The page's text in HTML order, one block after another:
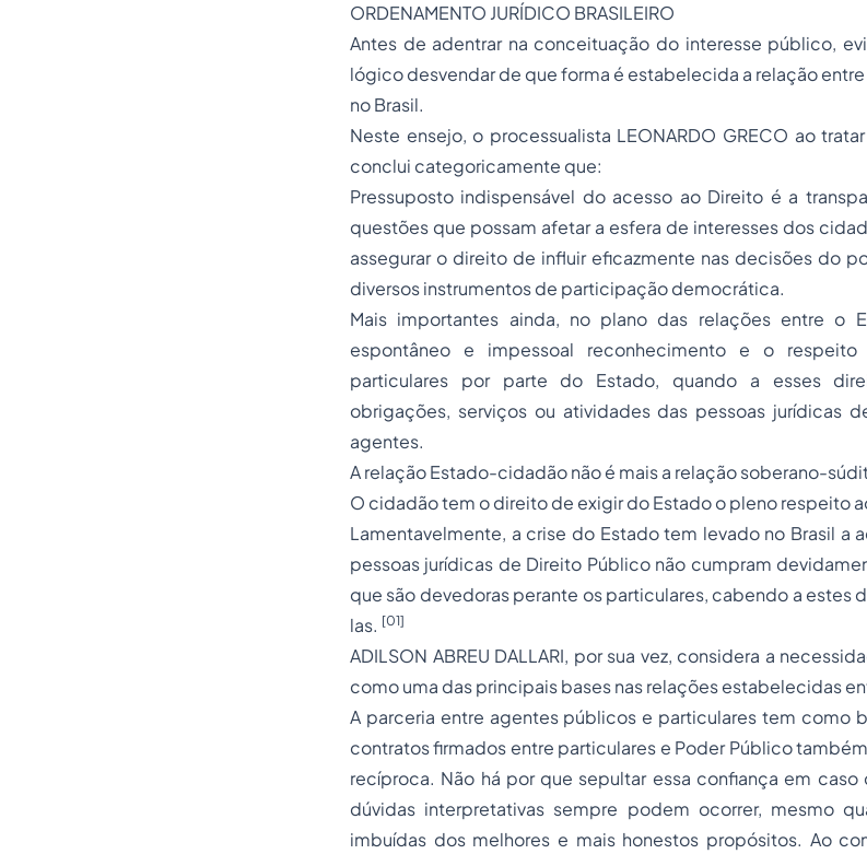
ORDENAMENTO JURÍDICO BRASILEIRO
Antes de adentrar na conceituação do interesse público,
lógico desvendar de que forma é estabelecida a relação
no Brasil.
Neste ensejo, o processualista LEONARDO GRECO ao
conclui categoricamente que:
Pressuposto indispensável do acesso ao Direito é a
questões que possam afetar a esfera de interesses dos
assegurar o direito de influir eficazmente nas decisões do
diversos instrumentos de participação democrática.
Mais importantes ainda, no plano das relações entre o
espontâneo e impessoal reconhecimento e o
particulares por parte do Estado, quando a esses
obrigações, serviços ou atividades das pessoas jurídicas
agentes.
A relação Estado-cidadão não é mais a relação soberano-
O cidadão tem o direito de exigir do Estado o pleno respeito
Lamentavelmente, a crise do Estado tem levado no Brasil a
pessoas jurídicas de Direito Público não cumpram
que são devedoras perante os particulares, cabendo a estes
las. [01]
ADILSON ABREU DALLARI, por sua vez, considera a
como uma das principais bases nas relações estabelecidas
A parceria entre agentes públicos e particulares tem como
contratos firmados entre particulares e Poder Público
recíproca. Não há por que sepultar essa confiança em
dúvidas interpretativas sempre podem ocorrer, mesmo
imbuídas dos melhores e mais honestos propósitos. Ao